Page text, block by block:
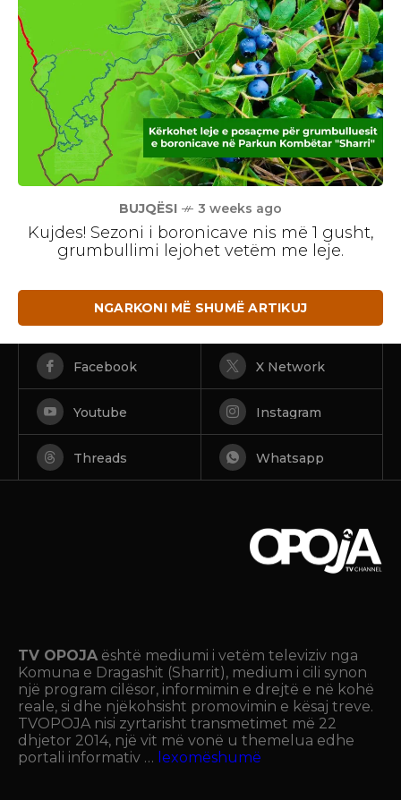
BUJQËSI 3 weeks ago
Kujdes! Sezoni i boronicave nis më 1 gusht,
grumbullimi lejohet vetëm me leje.
NGARKONI MË SHUMË ARTIKUJ
Facebook X Network
Youtube Instagram
Threads Whatsapp
TV OPOJA është mediumi i vetëm televiziv nga
Komuna e Dragashit (Sharrit), medium i cili synon
një program cilësor, informimin e drejtë e në kohë
reale, si dhe njëkohsisht promovimin e kësaj treve.
TVOPOJA nisi zyrtarisht transmetimet më 22
dhjetor 2014, një vit më vonë u themelua edhe
portali informativ … lexomëshumë